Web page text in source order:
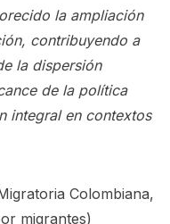
la ampliación
contribuyendo a
la dispersión
de la política
integral en contextos
Colombiana,
migrantes)